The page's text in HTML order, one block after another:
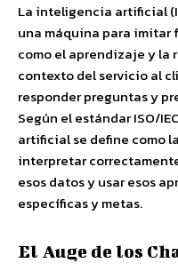
La inteligencia artificial
una máquina para
como el aprendizaje y la
contexto del servicio al
responder preguntas y
Según el estándar ISO/
artificial se define como
interpretar
esos datos y usar esos
específicas y metas.
El Auge de los